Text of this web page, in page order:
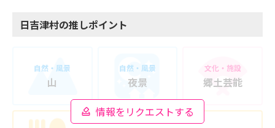
日吉津村の推しポイント
情報をリクエストする
自然・風景
山
自然・風景
夜景
文化・施設
郷土芸能